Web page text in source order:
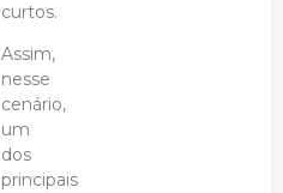
curtos.
Assim,
nesse
cenário,
um
dos
principais